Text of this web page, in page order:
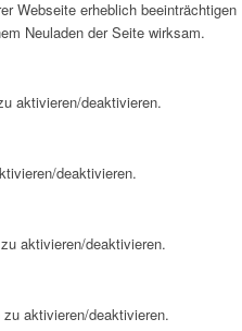
Webseite erheblich beeinträchtigen
Neuladen der Seite wirksam.
aktivieren/deaktivieren.
deaktivieren.
aktivieren/deaktivieren.
aktivieren/deaktivieren.